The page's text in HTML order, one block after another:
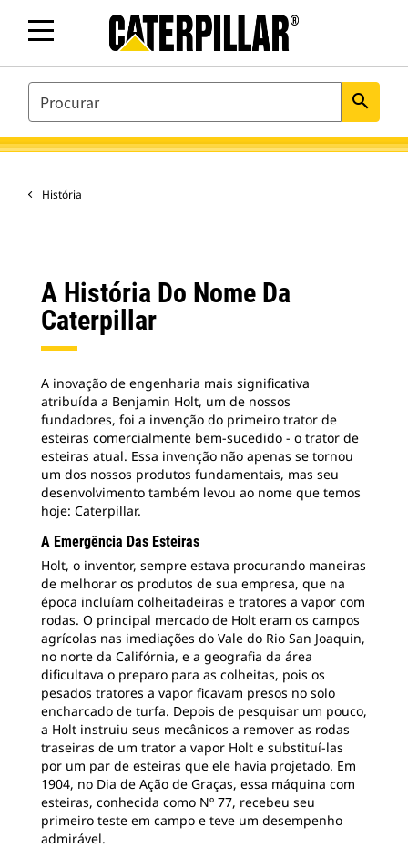
SEARCH search
História
A História Do Nome Da
Caterpillar
A inovação de engenharia mais significativa
atribuída a Benjamin Holt, um de nossos
fundadores, foi a invenção do primeiro trator de
esteiras comercialmente bem-sucedido - o trator de
esteiras atual. Essa invenção não apenas se tornou
um dos nossos produtos fundamentais, mas seu
desenvolvimento também levou ao nome que temos
hoje: Caterpillar.
A Emergência Das Esteiras
Holt, o inventor, sempre estava procurando maneiras
de melhorar os produtos de sua empresa, que na
época incluíam colheitadeiras e tratores a vapor com
rodas. O principal mercado de Holt eram os campos
agrícolas nas imediações do Vale do Rio San Joaquin,
no norte da Califórnia, e a geografia da área
dificultava o preparo para as colheitas, pois os
pesados tratores a vapor ficavam presos no solo
encharcado de turfa. Depois de pesquisar um pouco,
a Holt instruiu seus mecânicos a remover as rodas
traseiras de um trator a vapor Holt e substituí-las
por um par de esteiras que ele havia projetado. Em
1904, no Dia de Ação de Graças, essa máquina com
esteiras, conhecida como Nº 77, recebeu seu
primeiro teste em campo e teve um desempenho
admirável.